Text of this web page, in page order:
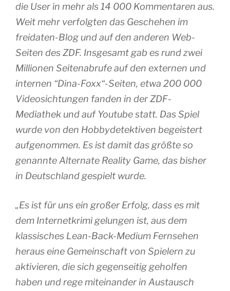
die User in mehr als 14 000 Kommentaren aus.
Weit mehr verfolgten das Geschehen im
freidaten-Blog und auf den anderen Web-
Seiten des ZDF. Insgesamt gab es rund zwei
Millionen Seitenabrufe auf den externen und
internen “Dina-Foxx“-Seiten, etwa 200 000
Videosichtungen fanden in der ZDF-
Mediathek und auf Youtube statt. Das Spiel
wurde von den Hobbydetektiven begeistert
aufgenommen. Es ist damit das größte so
genannte Alternate Reality Game, das bisher
in Deutschland gespielt wurde.
„Es ist für uns ein großer Erfolg, dass es mit
dem Internetkrimi gelungen ist, aus dem
klassisches Lean-Back-Medium Fernsehen
heraus eine Gemeinschaft von Spielern zu
aktivieren, die sich gegenseitig geholfen
haben und rege miteinander in Austausch